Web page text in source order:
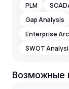
PLM
Gap Analysis
Enterprise
SWOT
Возможные